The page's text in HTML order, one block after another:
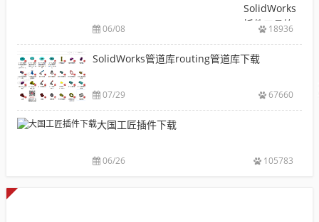
包
载
下
载|
附
件
库
配
SolidWorks
插件工具箱
提高设计效
06/08 18936
SolidWorks管道库routing管道库下载
07/29 67660
大国工匠插件下载
06/26 105783